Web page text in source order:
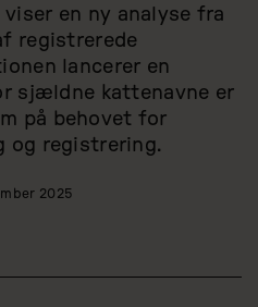
en ny analyse fra
registrerede
lancerer en
sjældne kattenavne er
på behovet for
og registrering.
2025